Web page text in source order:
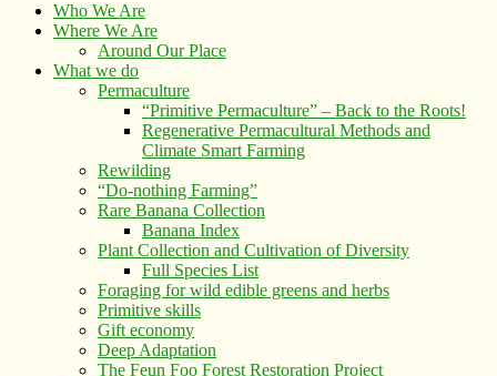
Who We Are
Where We Are
Around Our Place
What we do
Permaculture
“Primitive Permaculture” – Back to the Roots!
Regenerative Permacultural Methods and
Climate Smart Farming
Rewilding
“Do-nothing Farming”
Rare Banana Collection
Banana Index
Plant Collection and Cultivation of Diversity
Full Species List
Foraging for wild edible greens and herbs
Primitive skills
Gift economy
Deep Adaptation
The Feun Foo Forest Restoration Project